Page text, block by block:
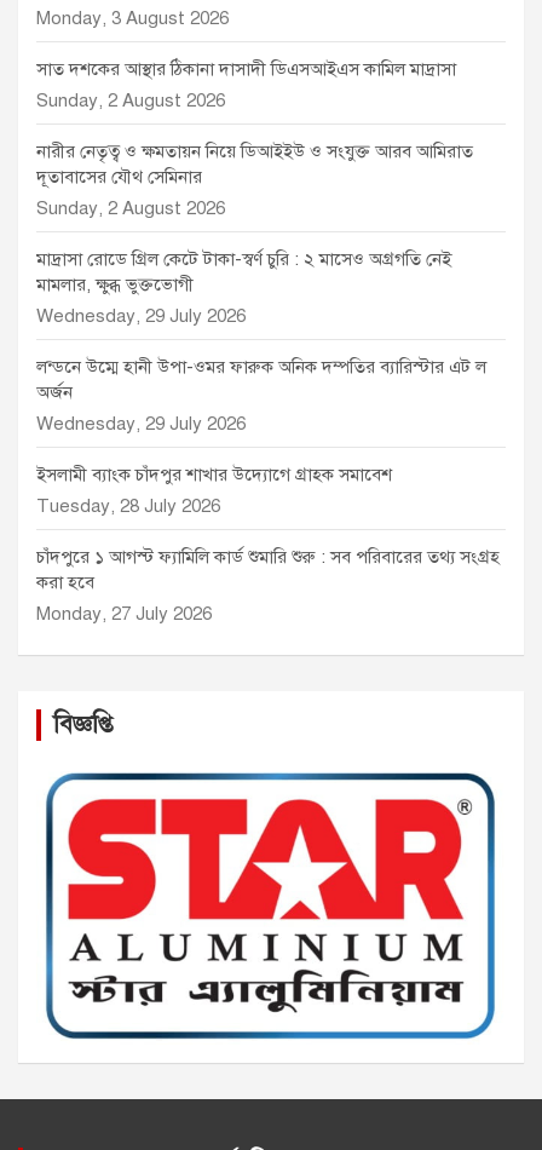
Monday, 3 August 2026
সাত দশকের আস্থার ঠিকানা দাসাদী ডিএসআইএস কামিল মাদ্রাসা
Sunday, 2 August 2026
নারীর নেতৃত্ব ও ক্ষমতায়ন নিয়ে ডিআইইউ ও সংযুক্ত আরব আমিরাত
দূতাবাসের যৌথ সেমিনার
Sunday, 2 August 2026
মাদ্রাসা রোডে গ্রিল কেটে টাকা-স্বর্ণ চুরি : ২ মাসেও অগ্রগতি নেই
মামলার, ক্ষুব্ধ ভুক্তভোগী
Wednesday, 29 July 2026
লন্ডনে উম্মে হানী উপা-ওমর ফারুক অনিক দম্পতির ব্যারিস্টার এট ল
অর্জন
Wednesday, 29 July 2026
ইসলামী ব্যাংক চাঁদপুর শাখার উদ্যোগে গ্রাহক সমাবেশ
Tuesday, 28 July 2026
চাঁদপুরে ১ আগস্ট ফ্যামিলি কার্ড শুমারি শুরু : সব পরিবারের তথ্য সংগ্রহ
করা হবে
Monday, 27 July 2026
বিজ্ঞপ্তি